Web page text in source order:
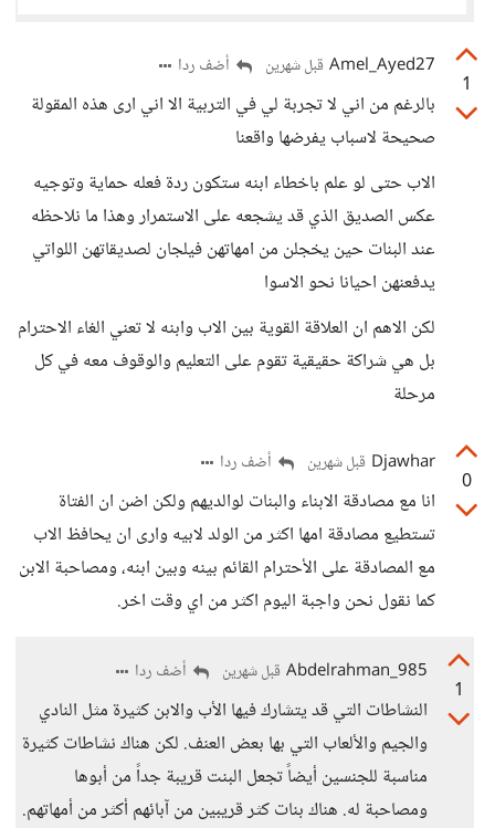
1
Amel_Ayed27 قبل شهرين أضف ردا
بالرغم من اني لا تجربة لي في التربية الا اني ارى هذه المقولة
صحيحة لاسباب يفرضها واقعنا
الاب حتى لو علم باخطاء ابنه ستكون ردة فعله حماية وتوجيه
عكس الصديق الذي قد يشجعه على الاستمرار وهذا ما نلاحظه
عند البنات حين يخجلن من امهاتهن فيلجان لصديقاتهن اللواتي
يدفعنهن احيانا نحو الاسوا
لكن الاهم ان العلاقة القوية بين الاب وابنه لا تعني الغاء الاحترام
بل هي شراكة حقيقية تقوم على التعليم والوقوف معه في كل
مرحلة
0
Djawhar قبل شهرين أضف ردا
انا مع مصادقة الابناء والبنات لوالديهم ولكن اضن ان الفتاة
تستطيع مصادقة امها اكثر من الولد لابيه وارى ان يحافظ الاب
مع المصادقة على الأحترام القائم بينه وبين ابنه، ومصاحبة الابن
كما نقول نحن واجبة اليوم اكثر من اي وقت اخر.
1
Abdelrahman_985 قبل شهرين أضف ردا
النشاطات التي قد يتشارك فيها الأب والابن كثيرة مثل النادي
والجيم والألعاب التي بها بعض العنف. لكن هناك نشاطات كثيرة
مناسبة للجنسين أيضاً تجعل البنت قريبة جداً من أبوها
ومصاحبة له. هناك بنات كثر قريبين من آبائهم أكثر من أمهاتهم.